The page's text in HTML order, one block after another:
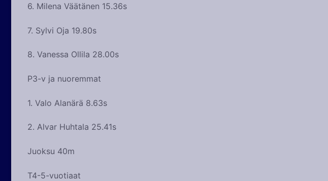
6. Milena Väätänen 15.36s
7. Sylvi Oja 19.80s
8. Vanessa Ollila 28.00s
P3-v ja nuoremmat
1. Valo Alanärä 8.63s
2. Alvar Huhtala 25.41s
Juoksu 40m
T4-5-vuotiaat